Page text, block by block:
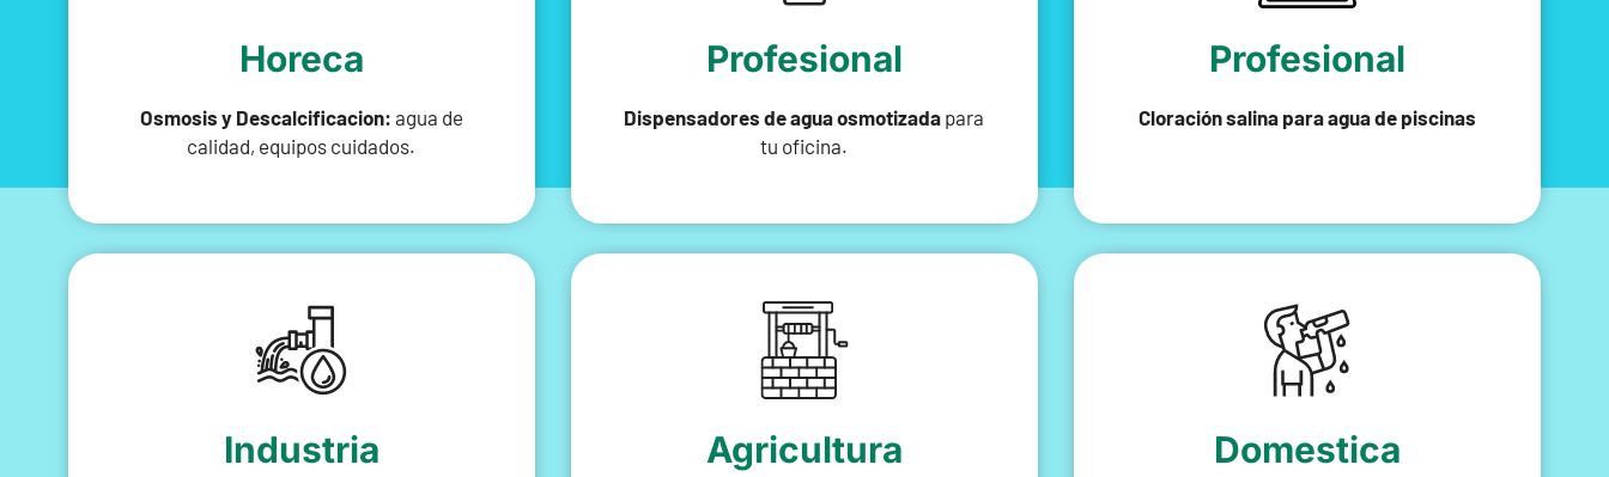
Horeca
Osmosis y Descalcificacion: agua de
calidad, equipos cuidados.
Profesional
Dispensadores de agua osmotizada para
tu oficina.
Profesional
Cloración salina para agua de piscinas
Industria Agricultura Domestica